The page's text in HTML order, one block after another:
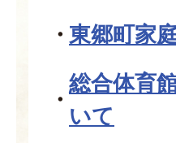
東郷町家
総合体育
いて